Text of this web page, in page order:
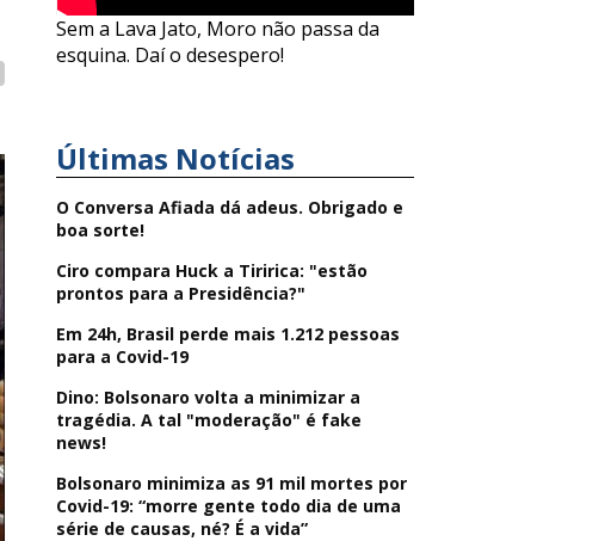
Sem a Lava Jato, Moro não passa da
esquina. Daí o desespero!
Últimas Notícias
O Conversa Afiada dá adeus. Obrigado e
boa sorte!
Ciro compara Huck a Tiririca: "estão
prontos para a Presidência?"
Em 24h, Brasil perde mais 1.212 pessoas
para a Covid-19
Dino: Bolsonaro volta a minimizar a
tragédia. A tal "moderação" é fake
news!
Bolsonaro minimiza as 91 mil mortes por
Covid-19: “morre gente todo dia de uma
série de causas, né? É a vida”